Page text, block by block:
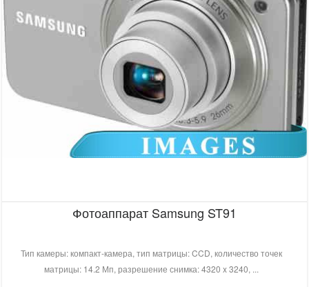
Фотоаппарат Samsung ST91
Тип камеры: компакт-камера, тип матрицы: CCD, количество точек
матрицы: 14.2 Мп, разрешение снимка: 4320 x 3240, ...